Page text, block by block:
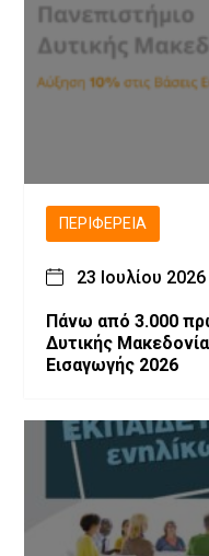
ΠΕΡΙΦΈΡΕΙΑ
23 Ιουλίου 2026
Πάνω από 3.000
Δυτικής
Εισαγωγής 2026